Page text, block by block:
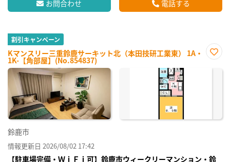
お問合わせ 電話する
割引キャンペーン
Kマンスリー三重鈴鹿サーキット北（本田技研工業東） 1A・
1K-【角部屋】(No.854837)
に入
鈴鹿市
情報更新日 2026/08/02 17:42
【駐車場完備・ＷｉＦｉ可】鈴鹿市ウィークリーマンション・鈴